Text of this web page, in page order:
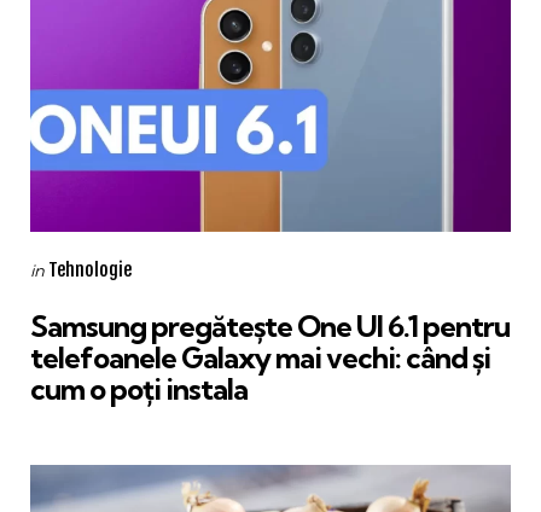
Categories
Posted
in Tehnologie
Samsung pregătește One UI 6.1 pentru
telefoanele Galaxy mai vechi: când și
cum o poți instala